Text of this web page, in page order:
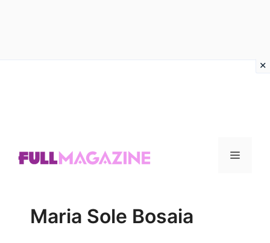
Menu
Maria Sole Bosaia